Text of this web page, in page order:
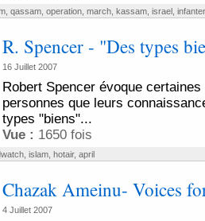
, qassam, operation, march, kassam, israel,
R. Spencer - "Des types
16 Juillet 2007
Robert Spencer évoque
personnes que leurs
types "biens"...
Vue : 1650 fois
, islam, hotair, april
Chazak Ameinu- Voices
4 Juillet 2007